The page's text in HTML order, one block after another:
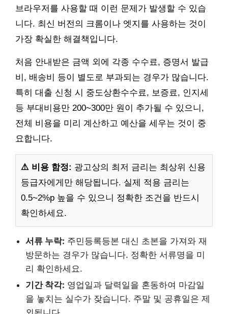
브라우저를 사용할 때 이런 문제가 발생할 수 있습
니다. 최신 버전의 크롬이나 엣지를 사용하는 것이
가장 확실한 해결책입니다.
처음 안내받은 금액 외에 각종 수수료, 증명서 발급
비, 배송비 등이 별도로 부과되는 경우가 많습니다.
특히 대출 신청 시 중도상환수수료, 보증료, 인지세
등 부대비용만 200~300만 원이 추가될 수 있으니,
전체 비용을 미리 계산하고 예산을 세우는 것이 중
요합니다.
⚠️ 비용 함정: 광고상의 최저 금리는 최상위 신용
등급자에게만 해당됩니다. 실제 적용 금리는
0.5~2%p 높을 수 있으니 정확한 조건을 반드시
확인하세요.
서류 누락: 주민등록등본 대신 초본을 가져와 재
방문하는 경우가 많습니다. 정확한 서류명을 미
리 확인하세요.
기간 착각: 영업일과 달력일을 혼동하여 마감일
을 놓치는 실수가 잦습니다. 주말 및 공휴일은 제